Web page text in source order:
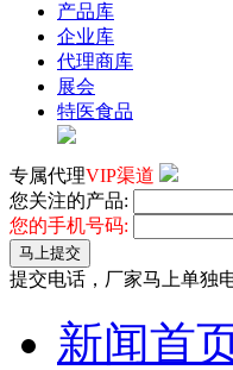
产品库
企业库
代理商库
展会
特医食品
专属代理VIP渠道
您关注的产品:
您的手机号码:
马上提交
提交电话，厂家马上单独
新闻首